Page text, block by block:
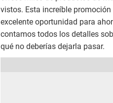
vistos. Esta increíble
excelente oportunidad para
contamos todos los detalles
qué no deberías dejarla pasar.